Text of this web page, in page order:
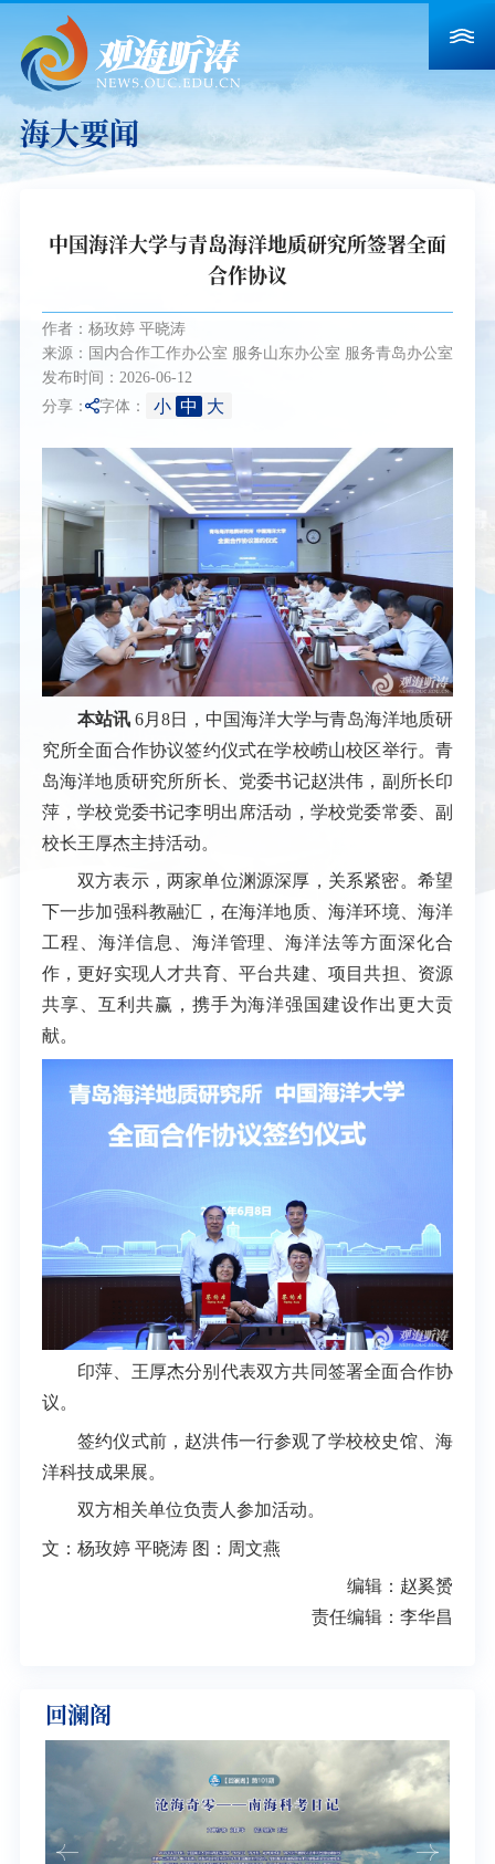
海大要闻
中国海洋大学与青岛海洋地质研究所签署全面
合作协议
作者：杨玫婷 平晓涛
来源：国内合作工作办公室 服务山东办公室 服务青岛办公室
发布时间：2026-06-12
分享： 字体： 小 中 大
本站讯 6月8日，中国海洋大学与青岛海洋地质研
究所全面合作协议签约仪式在学校崂山校区举行。青
岛海洋地质研究所所长、党委书记赵洪伟，副所长印
萍，学校党委书记李明出席活动，学校党委常委、副
校长王厚杰主持活动。
双方表示，两家单位渊源深厚，关系紧密。希望
下一步加强科教融汇，在海洋地质、海洋环境、海洋
工程、海洋信息、海洋管理、海洋法等方面深化合
作，更好实现人才共育、平台共建、项目共担、资源
共享、互利共赢，携手为海洋强国建设作出更大贡
献。
印萍、王厚杰分别代表双方共同签署全面合作协
议。
签约仪式前，赵洪伟一行参观了学校校史馆、海
洋科技成果展。
双方相关单位负责人参加活动。
文：杨玫婷 平晓涛 图：周文燕
编辑：赵奚赟
责任编辑：李华昌
回澜阁